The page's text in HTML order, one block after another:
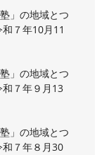
」の地域とつ
７年10月11
」の地域とつ
７年９月13
」の地域とつ
７年８月30